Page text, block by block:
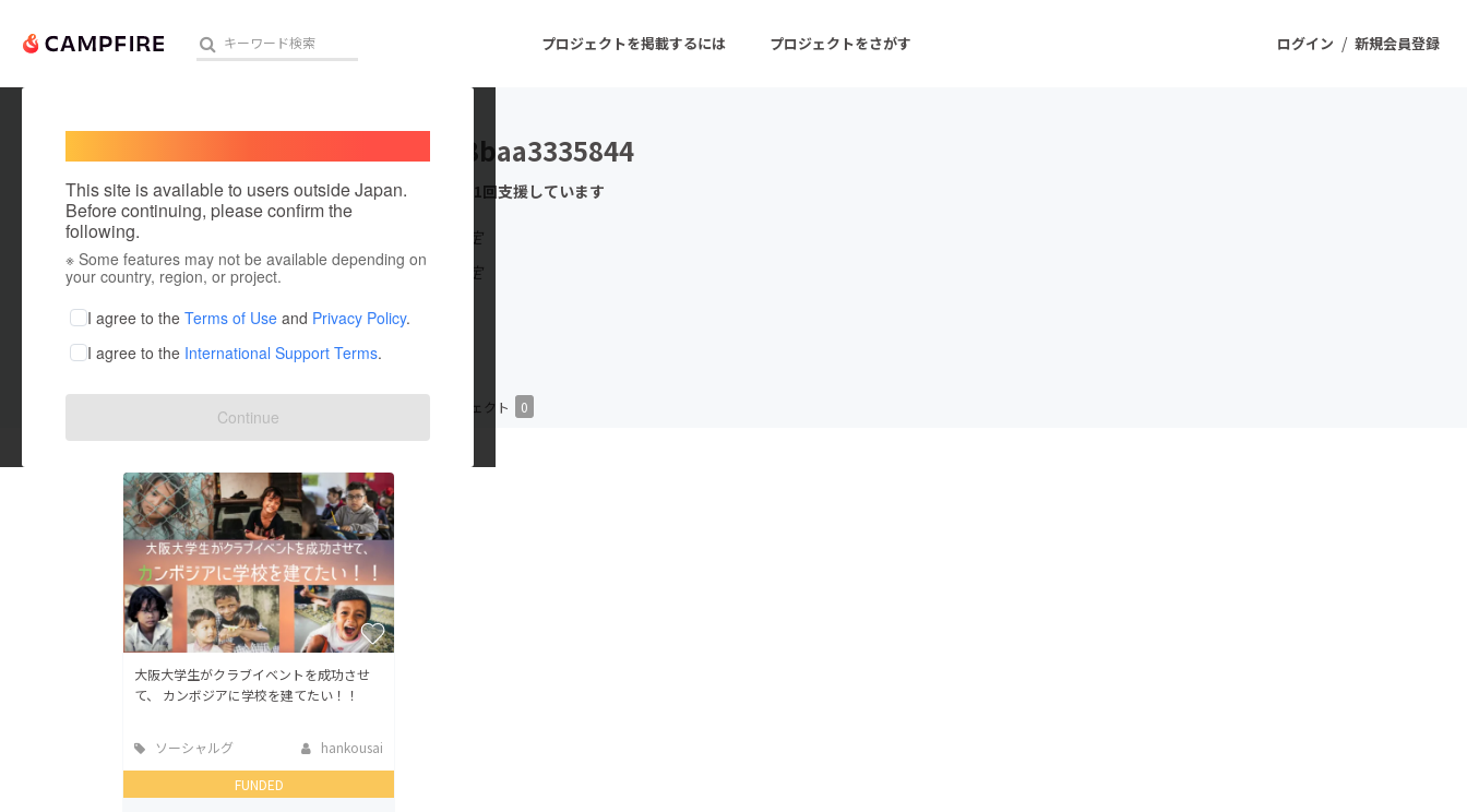
ログイン / 新規会員登録
プロジェクトを掲載するには プロジェクトをさがす
人気のプロジェクト 注目のリターン 注目の新着プロジェクト
アート・写真
テクノロジー・ガジェット
映像・映画
ビジネス・起業
チャレンジ
まちづくり・地域活性化
This site is available to users outside Japan.
Before continuing, please confirm the
following.
※ Some features may not be available depending on
your country, region, or project.
I agree to the Terms of Use and Privacy Policy.
I agree to the International Support Terms.
Continue
guest78baa3335844
これまでに1回支援しています
在住国：未設定
出身国：未設定
プロジェクト 0
大阪大学生がクラブイベントを成功させ
て、 カンボジアに学校を建てたい！！
ソーシャルグ
hankousai
FUNDED